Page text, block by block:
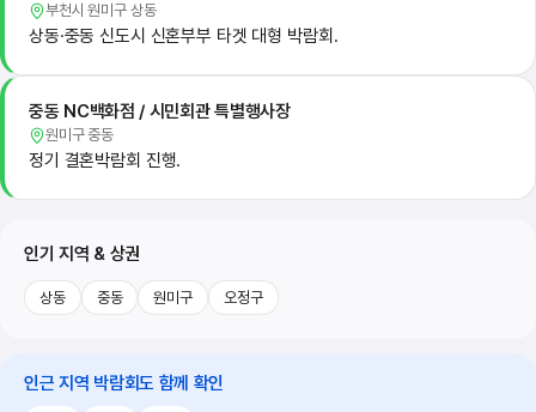
부천시 원미구 상동
상동·중동 신도시 신혼부부 타겟 대형 박람회.
중동 NC백화점 / 시민회관 특별행사장
원미구 중동
정기 결혼박람회 진행.
인기 지역 & 상권
상동 중동 원미구 오정구
인근 지역 박람회도 함께 확인